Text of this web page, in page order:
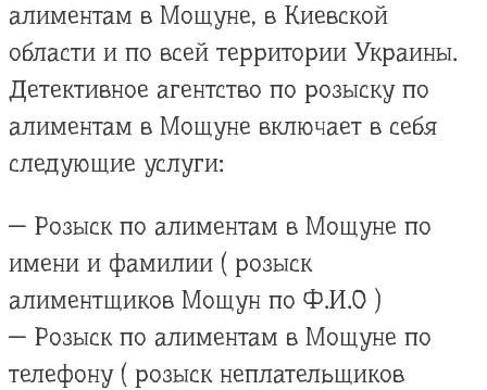
алиментам в Мощуне, в Киевской
области и по всей территории Украины.
Детективное агентство по розыску по
алиментам в Мощуне включает в себя
следующие услуги:
— Розыск по алиментам в Мощуне по
имени и фамилии ( розыск
алиментщиков Мощун по Ф.И.О )
— Розыск по алиментам в Мощуне по
телефону ( розыск неплательщиков